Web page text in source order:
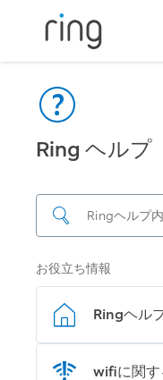
Ring ヘルプ
お役立ち情報
Ring‍ヘル
wifiに関